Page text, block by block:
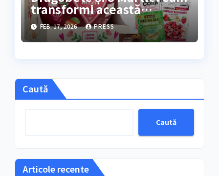
transformi această
perioadă într-un festival al
răsfățuluiFebruarie și
începutul lunii martie
FEB. 17, 2026 PRESS
Caută
Caută
Articole recente